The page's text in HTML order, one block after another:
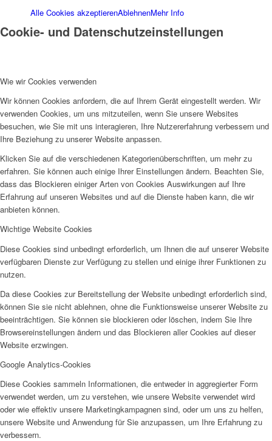
Familienbildungswerk (FBW)
Frauenhaus
Kinder und Jugend
Ambulante Hilfen zur Erziehung
SPFH
Alle Cookies akzeptierenAblehnenMehr Info
Cookie- und Datenschutzeinstellungen
Wie wir Cookies verwenden
Wir können Cookies anfordern, die auf Ihrem Gerät eingestellt werden. Wir
verwenden Cookies, um uns mitzuteilen, wenn Sie unsere Websites
besuchen, wie Sie mit uns interagieren, Ihre Nutzererfahrung verbessern und
Ihre Beziehung zu unserer Website anpassen.
Klicken Sie auf die verschiedenen Kategorienüberschriften, um mehr zu
erfahren. Sie können auch einige Ihrer Einstellungen ändern. Beachten Sie,
dass das Blockieren einiger Arten von Cookies Auswirkungen auf Ihre
Erfahrung auf unseren Websites und auf die Dienste haben kann, die wir
anbieten können.
Wichtige Website Cookies
Diese Cookies sind unbedingt erforderlich, um Ihnen die auf unserer Website
verfügbaren Dienste zur Verfügung zu stellen und einige ihrer Funktionen zu
nutzen.
Da diese Cookies zur Bereitstellung der Website unbedingt erforderlich sind,
können Sie sie nicht ablehnen, ohne die Funktionsweise unserer Website zu
beeinträchtigen. Sie können sie blockieren oder löschen, indem Sie Ihre
Browsereinstellungen ändern und das Blockieren aller Cookies auf dieser
Website erzwingen.
Google Analytics-Cookies
Diese Cookies sammeln Informationen, die entweder in aggregierter Form
verwendet werden, um zu verstehen, wie unsere Website verwendet wird
oder wie effektiv unsere Marketingkampagnen sind, oder um uns zu helfen,
unsere Website und Anwendung für Sie anzupassen, um Ihre Erfahrung zu
verbessern.